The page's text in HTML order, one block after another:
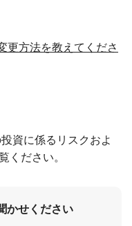
更方法を教えてくださ
資に係るリスクおよ
ください。
かせください